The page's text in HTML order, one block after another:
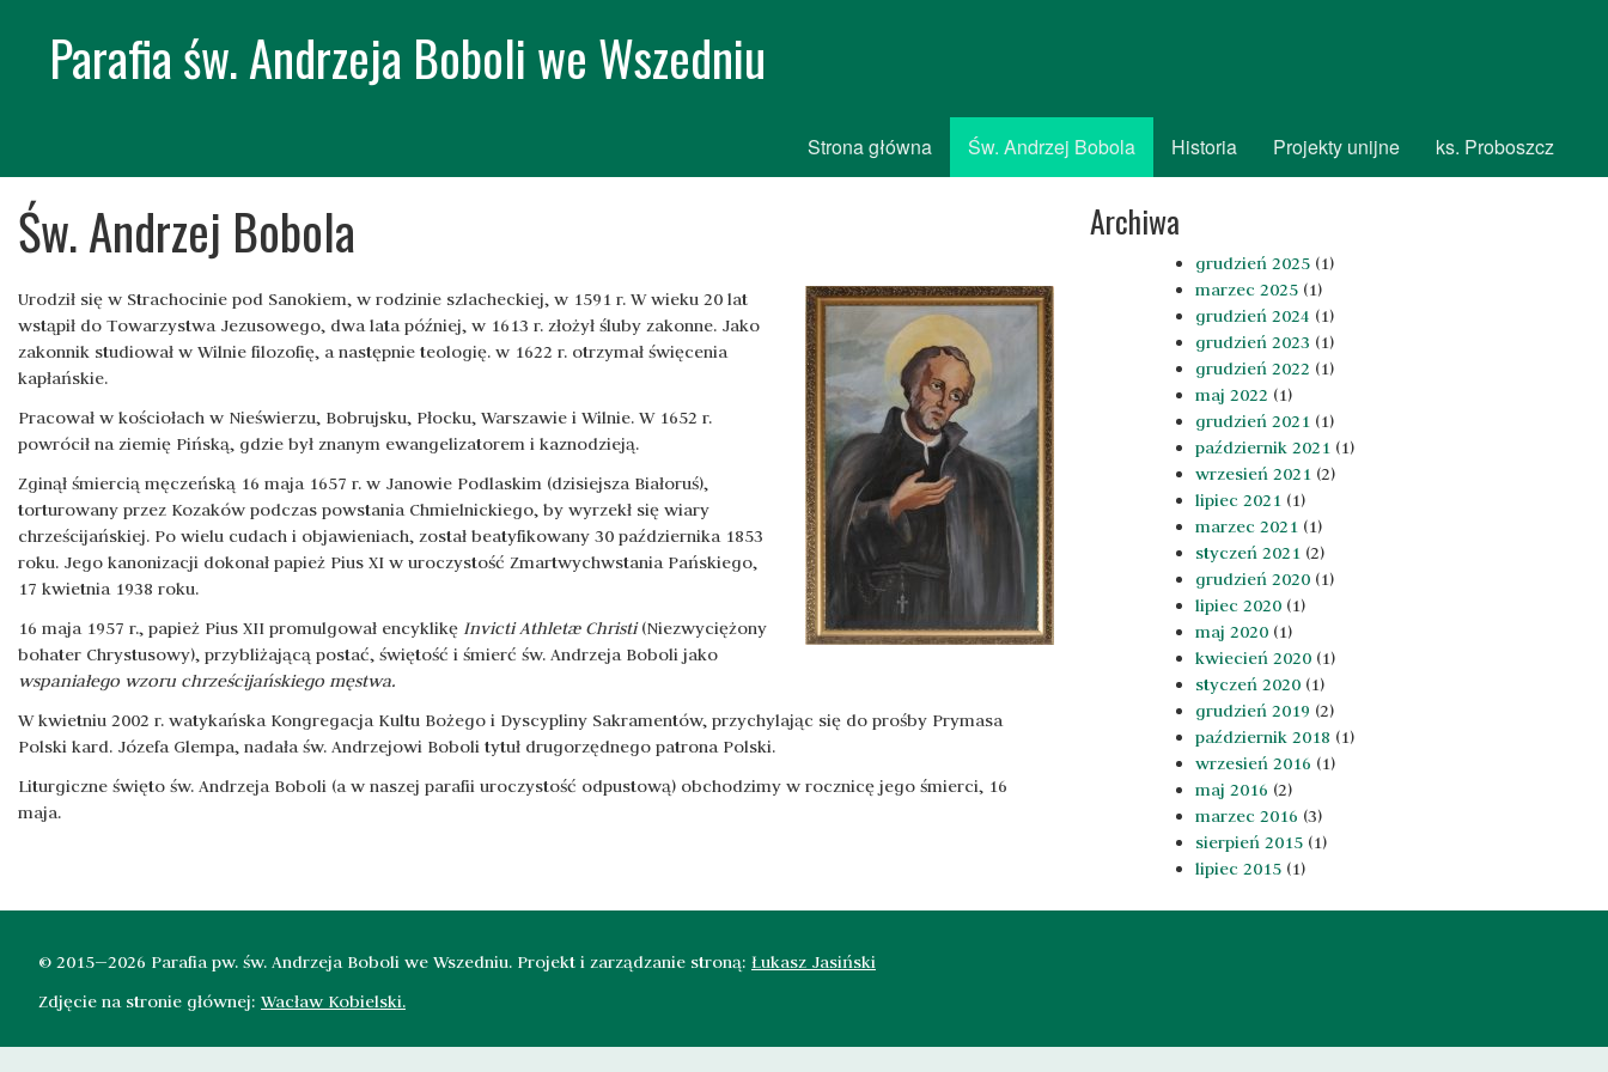
Parafia św. Andrzeja Boboli we Wszedniu
Strona główna Św. Andrzej Bobola Historia Projekty unijne ks. Proboszcz
to
content
Św. Andrzej Bobola
Urodził się w Strachocinie pod Sanokiem, w rodzinie szlacheckiej, w 1591 r. W wieku 20 lat
wstąpił do Towarzystwa Jezusowego, dwa lata później, w 1613 r. złożył śluby zakonne. Jako
zakonnik studiował w Wilnie filozofię, a następnie teologię. w 1622 r. otrzymał święcenia
kapłańskie.
Pracował w kościołach w Nieświerzu, Bobrujsku, Płocku, Warszawie i Wilnie. W 1652 r.
powrócił na ziemię Pińską, gdzie był znanym ewangelizatorem i kaznodzieją.
Zginął śmiercią męczeńską 16 maja 1657 r. w Janowie Podlaskim (dzisiejsza Białoruś),
torturowany przez Kozaków podczas powstania Chmielnickiego, by wyrzekł się wiary
chrześcijańskiej. Po wielu cudach i objawieniach, został beatyfikowany 30 października 1853
roku. Jego kanonizacji dokonał papież Pius XI w uroczystość Zmartwychwstania Pańskiego,
17 kwietnia 1938 roku.
16 maja 1957 r., papież Pius XII promulgował encyklikę Invicti Athletæ Christi(Niezwyciężony
bohater Chrystusowy), przybliżającą postać, świętość i śmierć św. Andrzeja Boboli jako
wspaniałego wzoru chrześcijańskiego męstwa.
W kwietniu 2002 r. watykańska Kongregacja Kultu Bożego i Dyscypliny Sakramentów, przychylając się do prośby Prymasa
Polski kard. Józefa Glempa, nadała św. Andrzejowi Boboli tytuł drugorzędnego patrona Polski.
Liturgiczne święto św. Andrzeja Boboli (a w naszej parafii uroczystość odpustową) obchodzimy w rocznicę jego śmierci, 16
maja.
Archiwa
grudzień 2025 (1)
marzec 2025 (1)
grudzień 2024 (1)
grudzień 2023 (1)
grudzień 2022 (1)
maj 2022 (1)
grudzień 2021 (1)
październik 2021 (1)
wrzesień 2021 (2)
lipiec 2021 (1)
marzec 2021 (1)
styczeń 2021 (2)
grudzień 2020 (1)
lipiec 2020 (1)
maj 2020 (1)
kwiecień 2020 (1)
styczeń 2020 (1)
grudzień 2019 (2)
październik 2018 (1)
wrzesień 2016 (1)
maj 2016 (2)
marzec 2016 (3)
sierpień 2015 (1)
lipiec 2015 (1)
© 2015—2026 Parafia pw. św. Andrzeja Boboli we Wszedniu. Projekt i zarządzanie stroną: Łukasz Jasiński
Zdjęcie na stronie głównej: Wacław Kobielski.